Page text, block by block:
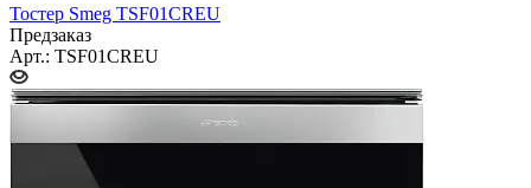
Тостер Smeg TSF01CREU
Предзаказ
Арт.: TSF01CREU